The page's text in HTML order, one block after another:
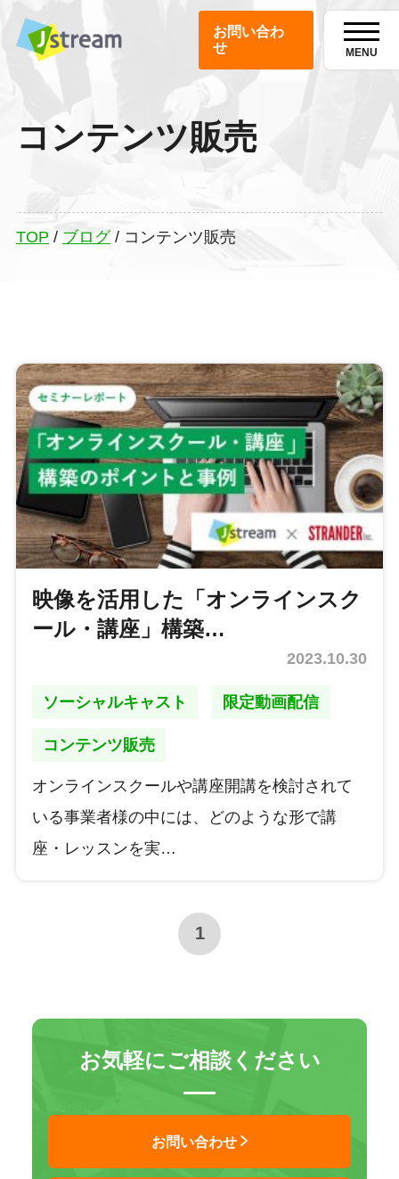
お問い合わ
せ
MENU
コンテンツ販売
TOP / ブログ/ コンテンツ販売
映像を活用した「オンラインスク
ール・講座」構築…
2023.10.30
ソーシャルキャスト 限定動画配信
コンテンツ販売
オンラインスクールや講座開講を検討されて
いる事業者様の中には、どのような形で講
座・レッスンを実…
1
お気軽にご相談ください
お問い合わせ